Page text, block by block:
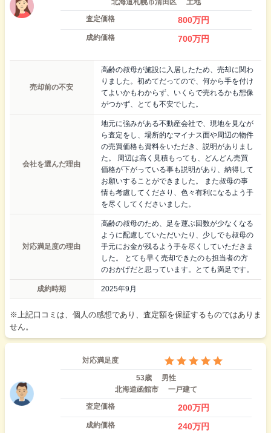
北海道札幌市清田区
土地
査定価格
800万円
成約価格 700万円
売却前の不安
高齢の叔母が施設に入居したため、売却に関わ
りました。初めてだってので、何から手を付け
てよいかもわからず、いくらで売れるかも想像
がつかず、とても不安でした。
会社を選んだ理由
地元に強みがある不動産会社で、現地を見なが
ら査定をし、場所的なマイナス面や周辺の物件
の売買価格も資料をいただき、説明がありまし
た。 周辺は高く見積もっても、どんどん売買
価格が下がっている事も説明があり、納得して
お願いすることができました。 また叔母の事
情も考慮してくださり、色々有利になるよう手
を尽くしてくださいました。
対応満足度の理由
高齢の叔母のため、足を運ぶ回数が少なくなる
ように配慮していただいたり、少しでも叔母の
手元にお金が残るよう手を尽くしていただきま
した。 とても早く売却できたのも担当者の方
のおかげだと思っています。とても満足です。
成約時期 2025年9月
※上記口コミは、個人の感想であり、査定額を保証するものではありま
せん。
対応満足度
53歳
男性
北海道函館市
一戸建て
査定価格
200万円
成約価格 240万円